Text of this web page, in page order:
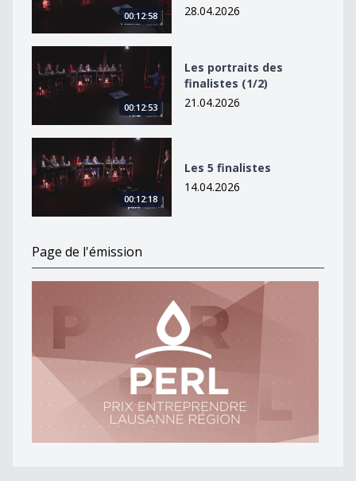
00:12:58
28.04.2026
Les portraits des finalistes (1/2)
00:12:53
Les portraits des
finalistes (1/2)
21.04.2026
Les 5 finalistes
00:12:18
Les 5 finalistes
14.04.2026
Page de l'émission